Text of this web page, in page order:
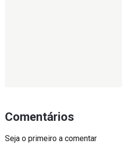
Comentários
Seja o primeiro a comentar